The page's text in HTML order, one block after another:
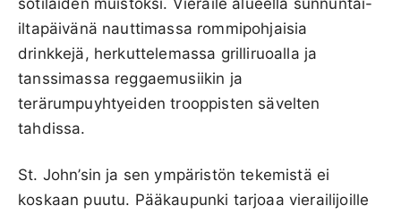
iltapäivänä nauttimassa rommipohjaisia
drinkkejä, herkuttelemassa grilliruoalla ja
tanssimassa reggaemusiikin ja
terärumpuyhtyeiden trooppisten sävelten
tahdissa.
St. John’sin ja sen ympäristön tekemistä ei
koskaan puutu. Pääkaupunki tarjoaa vierailijoille